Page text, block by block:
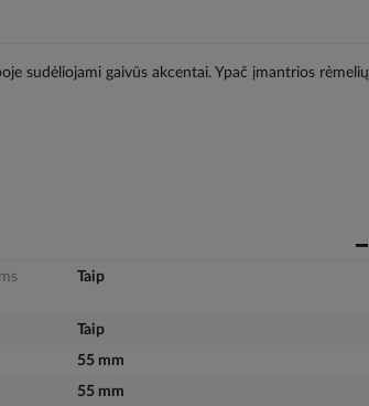
sudėliojami gaivūs akcentai. Ypač įmantrios rėmelių
Taip
Taip
55 mm
55 mm